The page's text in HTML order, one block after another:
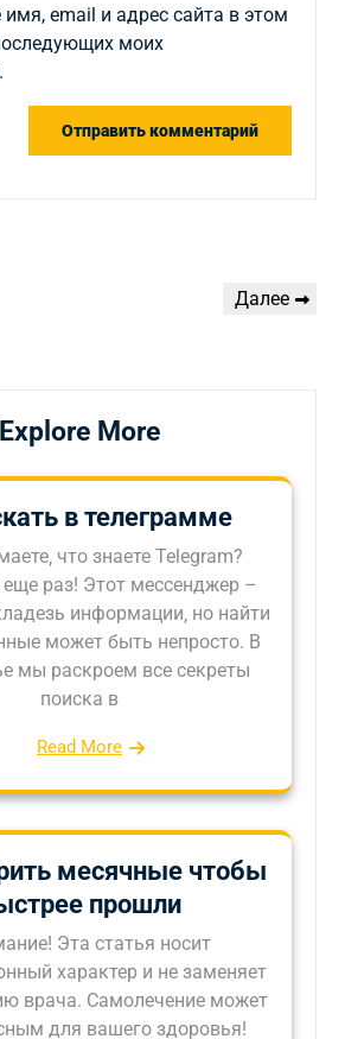
email и адрес сайта в этом
моих
Следующая
Далее
Explore More
в телеграмме
что знаете Telegram?
раз! Этот мессенджер –
информации‚ но найти
может быть непросто. В
мы раскроем все секреты
поиска в
Read More
месячные чтобы
прошли
Эта статья носит
характер и не заменяет
врача. Самолечение может
для вашего здоровья!